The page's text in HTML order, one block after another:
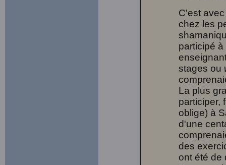
C'est
chez les
participé
stages ou
La plus
participer,
oblige) à
d'une
des
ont été de